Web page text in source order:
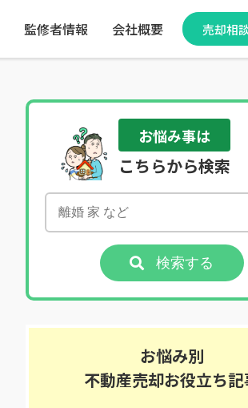
監修者情報 会社概要 売却相
お悩み事は
こちらから検索
検索する
お悩み別
不動産売却お役立ち